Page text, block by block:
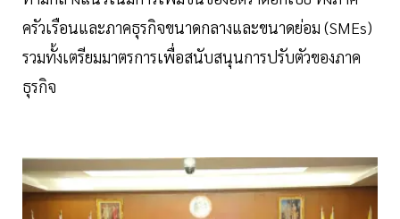
ครัวเรือนและภาคธุรกิจขนาดกลางและขนาดย่อม (SMEs)
รวมทั้งเตรียมมาตรการเพื่อสนับสนุนการปรับตัวของภาค
ธุรกิจ